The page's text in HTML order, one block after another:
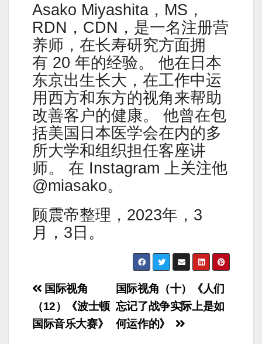
Asako Miyashita，MS，
RDN，CDN，是一名注册营
养师，在长寿研究方面拥
有 20 年的经验。 他在日本
东京出生长大，在工作中运
用西方和东方的视角来帮助
改善客户的健康。 他曾在包
括美国日本医学会在内的多
所大学和组织担任客座讲
师。 在 Instagram 上关注他
@miasako。
顾震帝整理，2023年，3
月，3日。
Post
navigation
国际视角（十）《人们
忘记了战争实际上是如
何运作的》
国际视角
（12）《波士顿
国际音乐大赛》